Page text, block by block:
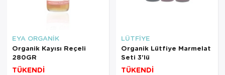
EYA ORGANİK
Organik Kayısı Reçeli
280GR
TÜKENDİ
LÜTFİYE
Organik Lütfiye Marmelat
Seti 3'lü
TÜKENDİ